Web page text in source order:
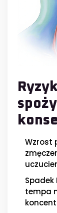
Wzrost
Spadek
tempa